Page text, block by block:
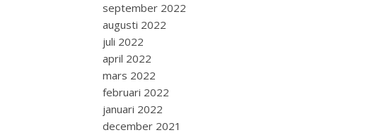
september 2022
augusti 2022
juli 2022
april 2022
mars 2022
februari 2022
januari 2022
december 2021